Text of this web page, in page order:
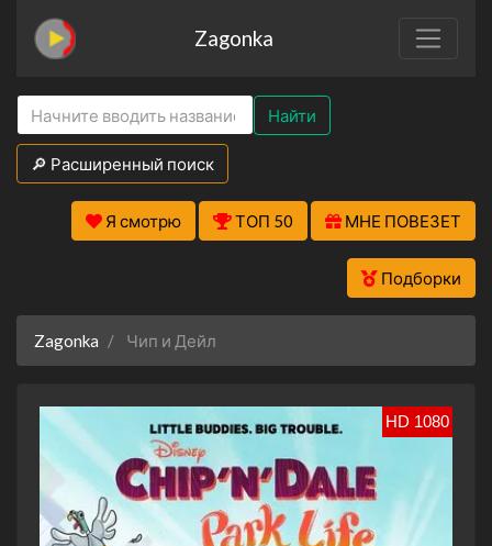
Zagonka
Найти
🔎 Расширенный поиск
Я смотрю ТОП 50 МНЕ ПОВЕЗЕТ
Подборки
Zagonka Чип и Дейл
HD 1080